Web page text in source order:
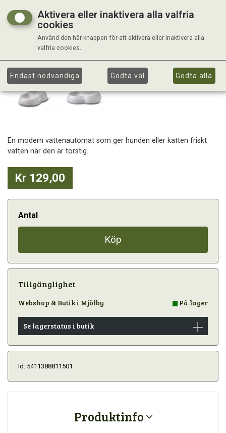
En modern vattenautomat som ger hunden eller katten friskt
vatten när den är törstig.
Kr 129,00
Antal
Köp
Tillgänglighet
Webshop & Butik i Mjölby På lager
Se lagerstatus i butik
Id: 5411388811501
Produktinfo
Aktivera eller inaktivera alla valfria
cookies
Använd den här knappen för att aktivera eller inaktivera alla
valfria cookies.
Endast nödvändiga Godta val Godta alla